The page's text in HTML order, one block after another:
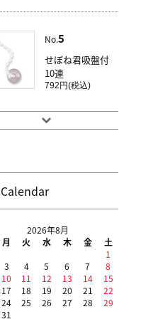
No.5
せぼね君吸盤付
10連
792円(税込)
Calendar
2026年8月
月 火 水 木 金
土
1
3 4 5 6 7
8
10 11 12 13 14
15
17 18 19 20 21
22
24 25 26 27 28
29
31